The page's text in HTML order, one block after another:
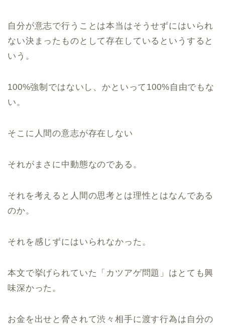
自分が意志で行うことは本当はそうせずにはいられ
ない決まったものとして存在しているというすると
いう。
100%強制ではないし、かといって 100%自由でもな
い。
そこに人間の意志が存在しない
それがまさに中動態なのである。
それを考えると人間の思考とは理性とはなんである
のか。
それを感じずにはいられなかった。
本文で挙げられていた「カツアゲ問題」はとても興
味深かった。
お金を出せと脅されて渋々相手に渡す行為は自分の